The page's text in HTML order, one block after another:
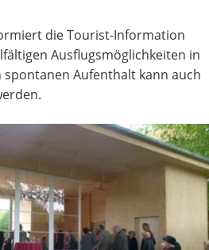
die Tourist-Information
Ausflugsmöglichkeiten in
spontanen Aufenthalt kann auch